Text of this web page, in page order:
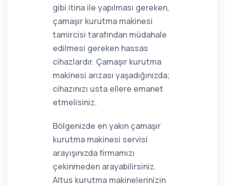
gibi itina ile yapılması gereken,
çamaşır kurutma makinesi
tamircisi tarafından müdahale
edilmesi gereken hassas
cihazlardır. Çamaşır kurutma
makinesi arızası yaşadığınızda;
cihazınızı usta ellere emanet
etmelisiniz.
Bölgenizde en yakın çamaşır
kurutma makinesi servisi
arayışınızda firmamızı
çekinmeden arayabilirsiniz.
Altus kurutma makinelerinizin